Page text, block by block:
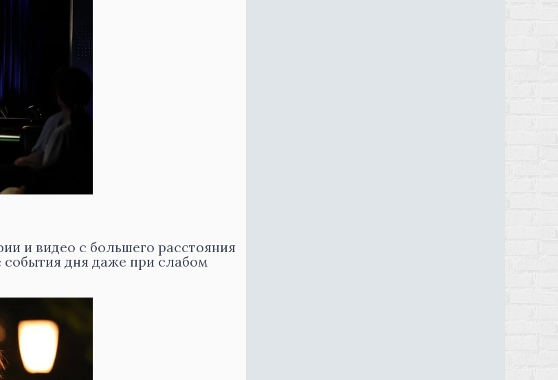
и видео с большего расстояния
события дня даже при слабом